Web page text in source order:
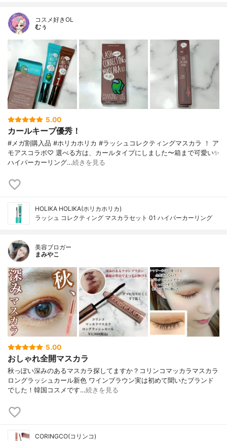
コスメ好きOL
むぅ
5.00
カールキープ優秀！
#メガ割購入品 #ホリカホリカ #ラッシュコレクティングマスカラ ！ ア
モアスコラボ♡ 選べる方は、カールタイプにしました〜箱まで可愛い✨
ハイパーカーリング…続きを見る
HOLIKA HOLIKA(ホリカホリカ)
ラッシュ コレクティング マスカラセット 01 ハイパーカーリング
美容ブロガー
まみやこ
5.00
おしゃれ全開マスカラ
秋っぽい深みのあるマスカラ探してますか？⁡⁡コリンコマッカラマスカラ
ロングラッシュカール新色 ワインブラウン⁡⁡実は初めて聞いたブランド
でした！韓国コスメです⁡…続きを見る
CORINGCO(コリンコ)